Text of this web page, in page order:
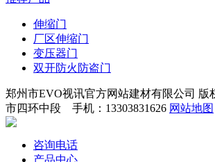
伸缩门
厂区伸缩门
变压器门
双开防火防盗门
郑州市EVO视讯官方网站建材有限公司 版
市四环中段 手机：13303831626 网站地图
咨询电话
产品中心